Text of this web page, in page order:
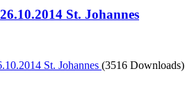
St. Johannes
St. Johannes (3516 Downloads)